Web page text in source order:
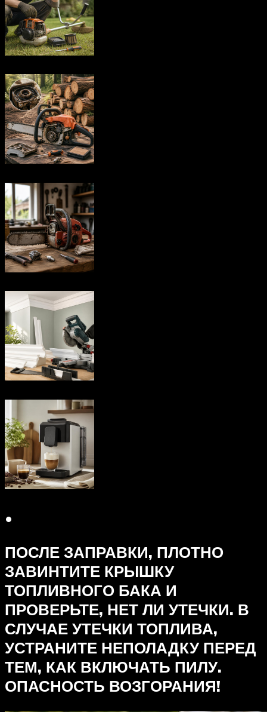
•
ПОСЛЕ ЗАПРАВКИ, ПЛОТНО
ЗАВИНТИТЕ КРЫШКУ
ТОПЛИВНОГО БАКА И
ПРОВЕРЬТЕ, НЕТ ЛИ УТЕЧКИ. В
СЛУЧАЕ УТЕЧКИ ТОПЛИВА,
УСТРАНИТЕ НЕПОЛАДКУ ПЕРЕД
ТЕМ, КАК ВКЛЮЧАТЬ ПИЛУ.
ОПАСНОСТЬ ВОЗГОРАНИЯ!